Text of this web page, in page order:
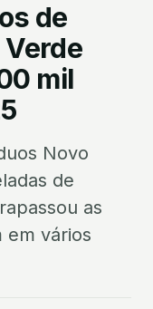
de
mil
Novo
de
as
em vários